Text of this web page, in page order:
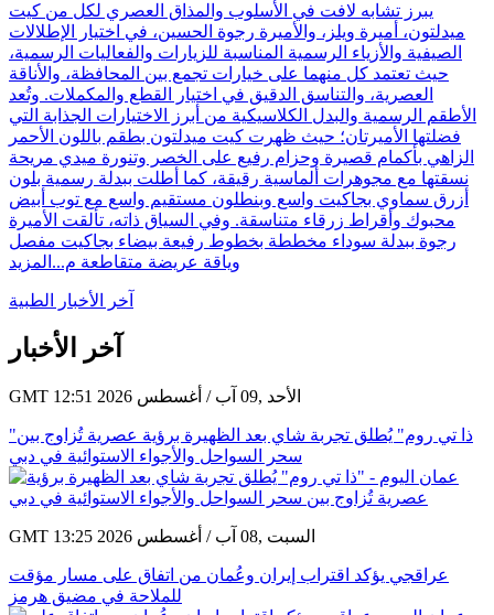
يبرز تشابه لافت في الأسلوب والمذاق العصري لكل من كيت
ميدلتون، أميرة ويلز، والأميرة رجوة الحسين، في اختيار الإطلالات
الصيفية والأزياء الرسمية المناسبة للزيارات والفعاليات الرسمية،
حيث تعتمد كل منهما على خيارات تجمع بين المحافظة، والأناقة
العصرية، والتناسق الدقيق في اختيار القطع والمكملات. وتُعد
الأطقم الرسمية والبدل الكلاسيكية من أبرز الاختيارات الجذابة التي
فضلتها الأميرتان؛ حيث ظهرت كيت ميدلتون بطقم باللون الأحمر
الزاهي بأكمام قصيرة وحزام رفيع على الخصر وتنورة ميدي مريحة
نسقتها مع مجوهرات ألماسية رقيقة، كما أطلت ببدلة رسمية بلون
أزرق سماوي بجاكيت واسع وبنطلون مستقيم واسع مع توب أبيض
محبوك وأقراط زرقاء متناسقة. وفي السياق ذاته، تألقت الأميرة
رجوة ببدلة سوداء مخططة بخطوط رفيعة بيضاء بجاكيت مفصل
وياقة عريضة متقاطعة م... المزيد
آخر الأخبار الطبية
آخر الأخبار
GMT 12:51 2026 الأحد ,09 آب / أغسطس
"ذا تي روم" يُطلق تجربة شاي بعد الظهيرة برؤية عصرية تُزاوج بين
سحر السواحل والأجواء الاستوائية في دبي
GMT 13:25 2026 السبت ,08 آب / أغسطس
عراقجي يؤكد اقتراب إيران وعُمان من اتفاق على مسار مؤقت
للملاحة في مضيق هرمز